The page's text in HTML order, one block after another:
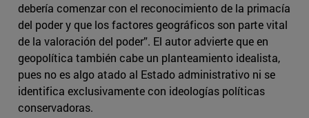
debería comenzar con el reconocimiento de la primacía
del poder y que los factores geográficos son parte vital
de la valoración del poder”. El autor advierte que en
geopolítica también cabe un planteamiento idealista,
pues no es algo atado al Estado administrativo ni se
identifica exclusivamente con ideologías políticas
conservadoras.